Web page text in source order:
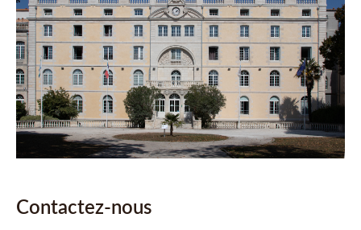
Contactez-nous